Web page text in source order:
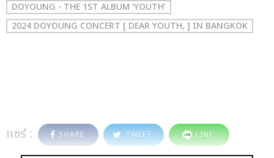
DOYOUNG - THE 1ST ALBUM ‘YOUTH’
2024 DOYOUNG CONCERT [ DEAR YOUTH, ] IN BANGKOK
แชร์ : SHARE TWEET LINE